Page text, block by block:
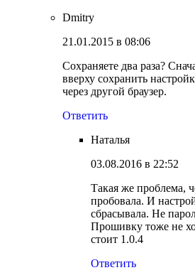
Dmitry
21.01.2015 в 08:06
Сохраняете два раза?
вверху сохранить
через другой браузер.
Ответить
Наталья
03.08.2016 в 22:52
Такая же проблема,
пробовала. И
сбрасывала. Не
Прошивку тоже не
стоит 1.0.4
Ответить